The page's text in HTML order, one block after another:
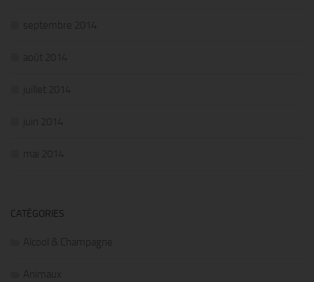
septembre 2014
août 2014
juillet 2014
juin 2014
mai 2014
CATÉGORIES
Alcool & Champagne
Animaux